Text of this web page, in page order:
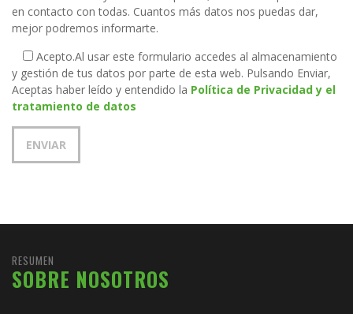
en contacto con todas. Cuantos más datos nos puedas dar,
mejor podremos informarte.
Acepto.Al usar este formulario accedes al almacenamiento
y gestión de tus datos por parte de esta web. Pulsando Enviar,
Aceptas haber leído y entendido la Política de Privacidad y el
tratamiento de datos
RESUMEN
SOBRE NOSOTROS